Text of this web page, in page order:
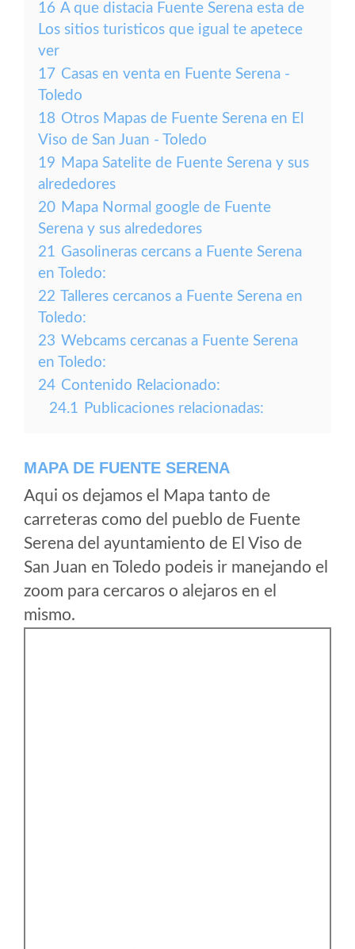
16 A que distacia Fuente Serena esta de
Los sitios turisticos que igual te apetece
ver
17 Casas en venta en Fuente Serena -
Toledo
18 Otros Mapas de Fuente Serena en El
Viso de San Juan - Toledo
19 Mapa Satelite de Fuente Serena y sus
alrededores
20 Mapa Normal google de Fuente
Serena y sus alrededores
21 Gasolineras cercans a Fuente Serena
en Toledo:
22 Talleres cercanos a Fuente Serena en
Toledo:
23 Webcams cercanas a Fuente Serena
en Toledo:
24 Contenido Relacionado:
24.1 Publicaciones relacionadas:
MAPA DE FUENTE SERENA
Aqui os dejamos el Mapa tanto de
carreteras como del pueblo de Fuente
Serena del ayuntamiento de El Viso de
San Juan en Toledo podeis ir manejando el
zoom para cercaros o alejaros en el
mismo.